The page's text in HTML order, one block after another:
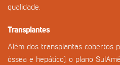
qualidade.
Transplantes
Além dos transplantas cobertos
óssea e hepático), o plano